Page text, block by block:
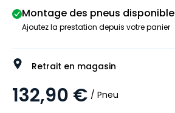
Montage des pneus disponible
Ajoutez la prestation depuis votre panier
Retrait en magasin
132,90 € / Pneu